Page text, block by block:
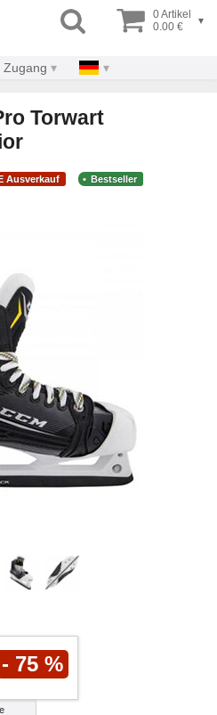
0 Artikel
0.00 €
▾
Zugang
Torwart
Ausverkauf Bestseller
- 75 %